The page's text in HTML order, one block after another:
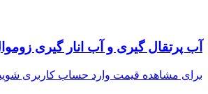
آب پرتقال گیری و آب انار گیری
برای مشاهده قیمت وارد حساب کاربری